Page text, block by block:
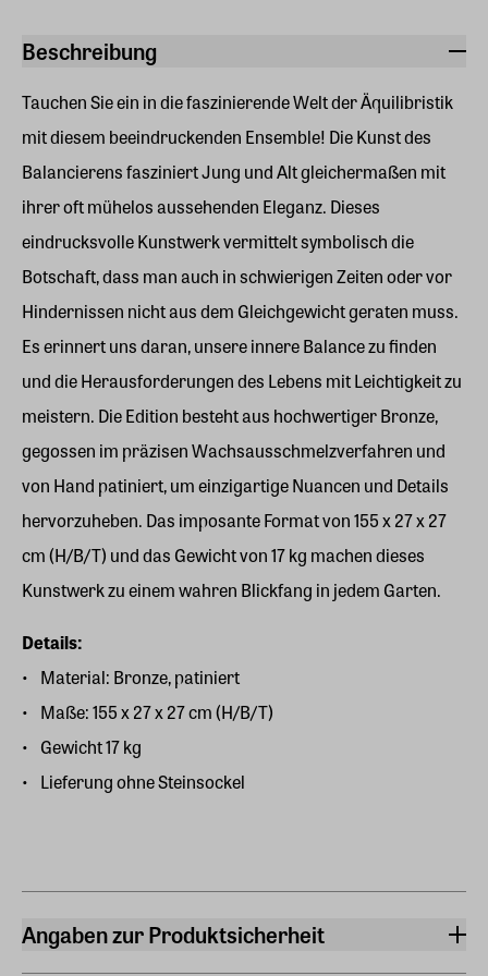
Beschreibung
Tauchen Sie ein in die faszinierende Welt der Äquilibristik
mit diesem beeindruckenden Ensemble! Die Kunst des
Balancierens fasziniert Jung und Alt gleichermaßen mit
ihrer oft mühelos aussehenden Eleganz. Dieses
eindrucksvolle Kunstwerk vermittelt symbolisch die
Botschaft, dass man auch in schwierigen Zeiten oder vor
Hindernissen nicht aus dem Gleichgewicht geraten muss.
Es erinnert uns daran, unsere innere Balance zu finden
und die Herausforderungen des Lebens mit Leichtigkeit zu
meistern. Die Edition besteht aus hochwertiger Bronze,
gegossen im präzisen Wachsausschmelzverfahren und
von Hand patiniert, um einzigartige Nuancen und Details
hervorzuheben. Das imposante Format von 155 x 27 x 27
cm (H/B/T) und das Gewicht von 17 kg machen dieses
Kunstwerk zu einem wahren Blickfang in jedem Garten.
Details:
Material: Bronze, patiniert
Maße: 155 x 27 x 27 cm (H/B/T)
Gewicht 17 kg
Lieferung ohne Steinsockel
Angaben zur Produktsicherheit